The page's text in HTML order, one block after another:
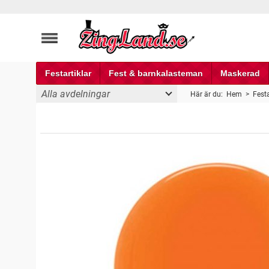
Festartiklar Fest & barnkalasteman Maskerad
Alla avdelningar Här är du: Hem >